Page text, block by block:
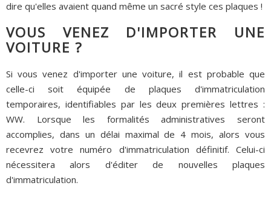
dire qu'elles avaient quand même un sacré style ces plaques !
VOUS VENEZ D'IMPORTER UNE
VOITURE ?
Si vous venez d'importer une voiture, il est probable que
celle-ci soit équipée de plaques d'immatriculation
temporaires, identifiables par les deux premières lettres :
WW. Lorsque les formalités administratives seront
accomplies, dans un délai maximal de 4 mois, alors vous
recevrez votre numéro d'immatriculation définitif. Celui-ci
nécessitera alors d'éditer de nouvelles plaques
d'immatriculation.